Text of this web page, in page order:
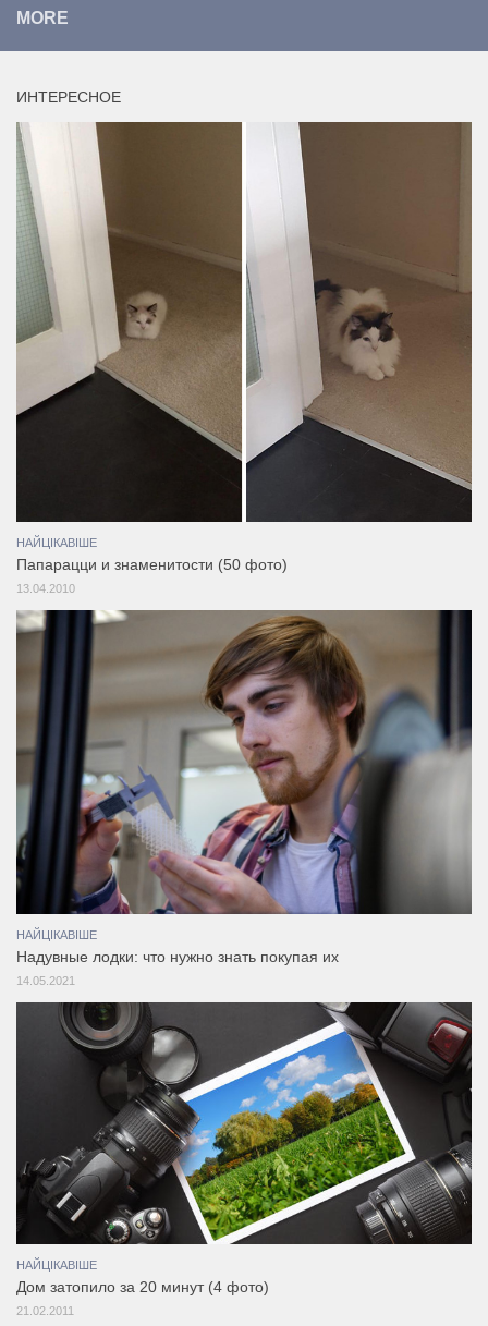
MORE
ИНТЕРЕСНОЕ
НАЙЦІКАВІШЕ
Папарацци и знаменитости (50 фото)
13.04.2010
НАЙЦІКАВІШЕ
Надувные лодки: что нужно знать покупая их
14.05.2021
НАЙЦІКАВІШЕ
Дом затопило за 20 минут (4 фото)
21.02.2011